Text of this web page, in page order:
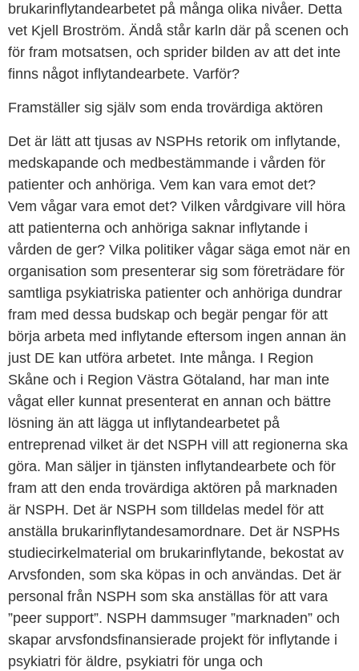
brukarinflytandearbetet på många olika nivåer. Detta
vet Kjell Broström. Ändå står karln där på scenen och
för fram motsatsen, och sprider bilden av att det inte
finns något inflytandearbete. Varför?
Framställer sig själv som enda trovärdiga aktören
Det är lätt att tjusas av NSPHs retorik om inflytande,
medskapande och medbestämmande i vården för
patienter och anhöriga. Vem kan vara emot det?
Vem vågar vara emot det? Vilken vårdgivare vill höra
att patienterna och anhöriga saknar inflytande i
vården de ger? Vilka politiker vågar säga emot när en
organisation som presenterar sig som företrädare för
samtliga psykiatriska patienter och anhöriga dundrar
fram med dessa budskap och begär pengar för att
börja arbeta med inflytande eftersom ingen annan än
just DE kan utföra arbetet. Inte många. I Region
Skåne och i Region Västra Götaland, har man inte
vågat eller kunnat presenterat en annan och bättre
lösning än att lägga ut inflytandearbetet på
entreprenad vilket är det NSPH vill att regionerna ska
göra. Man säljer in tjänsten inflytandearbete och för
fram att den enda trovärdiga aktören på marknaden
är NSPH. Det är NSPH som tilldelas medel för att
anställa brukarinflytandesamordnare. Det är NSPHs
studiecirkelmaterial om brukarinflytande, bekostat av
Arvsfonden, som ska köpas in och användas. Det är
personal från NSPH som ska anställas för att vara
”peer support”. NSPH dammsuger ”marknaden” och
skapar arvsfondsfinansierade projekt för inflytande i
psykiatri för äldre, psykiatri för unga och